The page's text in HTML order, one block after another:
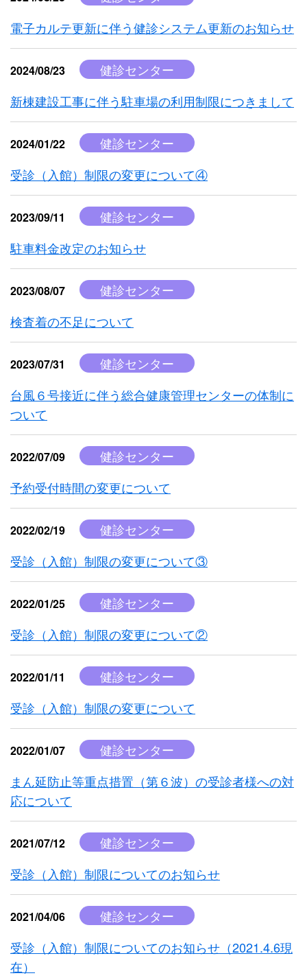
電子カルテ更新に伴う健診システム更新のお知らせ
2024/08/23
健診センター
新棟建設工事に伴う駐車場の利用制限につきまして
2024/01/22
健診センター
受診（入館）制限の変更について④
2023/09/11
健診センター
駐車料金改定のお知らせ
2023/08/07
健診センター
検査着の不足について
2023/07/31
健診センター
台風６号接近に伴う総合健康管理センターの体制に
ついて
2022/07/09
健診センター
予約受付時間の変更について
2022/02/19
健診センター
受診（入館）制限の変更について③
2022/01/25
健診センター
受診（入館）制限の変更について②
2022/01/11
健診センター
受診（入館）制限の変更について
2022/01/07
健診センター
まん延防止等重点措置（第６波）の受診者様への対
応について
2021/07/12
健診センター
受診（入館）制限についてのお知らせ
2021/04/06
健診センター
受診（入館）制限についてのお知らせ（2021.4.6現
在）